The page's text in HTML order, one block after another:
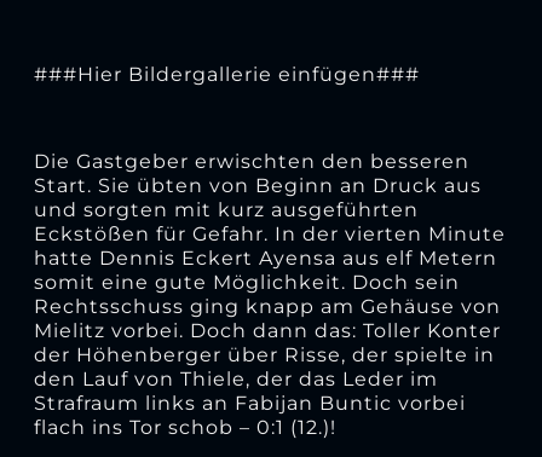
###Hier Bildergallerie einfügen###
Die Gastgeber erwischten den besseren
Start. Sie übten von Beginn an Druck aus
und sorgten mit kurz ausgeführten
Eckstößen für Gefahr. In der vierten Minute
hatte Dennis Eckert Ayensa aus elf Metern
somit eine gute Möglichkeit. Doch sein
Rechtsschuss ging knapp am Gehäuse von
Mielitz vorbei. Doch dann das: Toller Konter
der Höhenberger über Risse, der spielte in
den Lauf von Thiele, der das Leder im
Strafraum links an Fabijan Buntic vorbei
flach ins Tor schob – 0:1 (12.)!